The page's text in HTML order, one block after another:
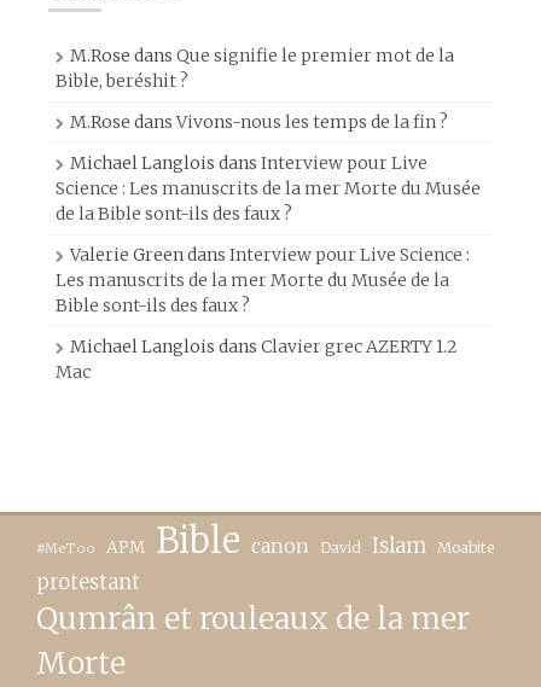
M.Rose dans Que signifie le premier mot de la
Bible, beréshit ?
M.Rose dansVivons-nous les temps de la fin ?
Michael Langlois dans Interview pour Live
Science : Les manuscrits de la mer Morte du Musée
de la Bible sont-ils des faux ?
Valerie Greendans Interview pour Live Science :
Les manuscrits de la mer Morte du Musée de la
Bible sont-ils des faux ?
Michael Langlois dans Clavier grec AZERTY 1.2
Mac
#MeToo APM Bible canon David Islam Moabite
protestant
Qumrân et rouleaux de la mer
Morte